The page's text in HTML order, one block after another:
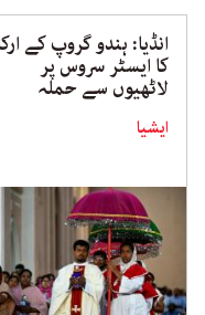
انڈیا: ہندو گروپ کے
کا ایسٹر سروس پر
لاٹھیوں سے حملہ
ایشیا